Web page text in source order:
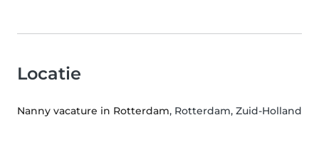
Locatie
Nanny vacature in Rotterdam, Rotterdam, Zuid-Holland